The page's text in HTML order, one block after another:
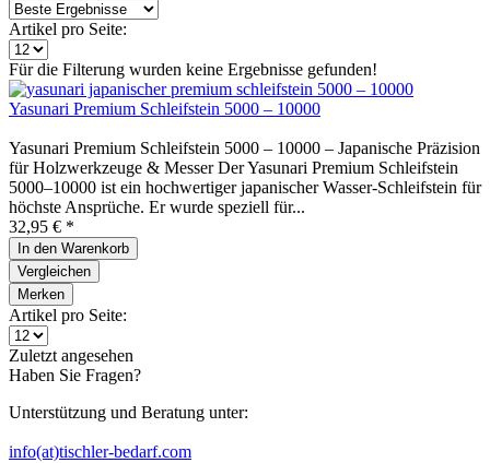
Artikel pro Seite:
Für die Filterung wurden keine Ergebnisse gefunden!
Yasunari Premium Schleifstein 5000 – 10000
Yasunari Premium Schleifstein 5000 – 10000 – Japanische Präzision
für Holzwerkzeuge & Messer Der Yasunari Premium Schleifstein
5000–10000 ist ein hochwertiger japanischer Wasser-Schleifstein für
höchste Ansprüche. Er wurde speziell für...
32,95 € *
In den Warenkorb
Vergleichen
Merken
Artikel pro Seite:
Zuletzt angesehen
Haben Sie Fragen?
Unterstützung und Beratung unter:
info(at)tischler-bedarf.com